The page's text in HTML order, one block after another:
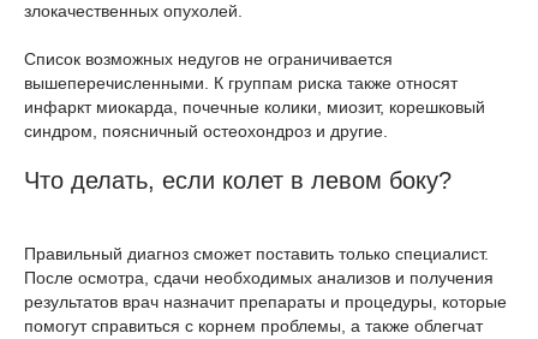
злокачественных опухолей.
Список возможных недугов не ограничивается
вышеперечисленными. К группам риска также относят
инфаркт миокарда, почечные колики, миозит, корешковый
синдром, поясничный остеохондроз и другие.
Что делать, если колет в левом боку?
Правильный диагноз сможет поставить только специалист.
После осмотра, сдачи необходимых анализов и получения
результатов врач назначит препараты и процедуры, которые
помогут справиться с корнем проблемы, а также облегчат